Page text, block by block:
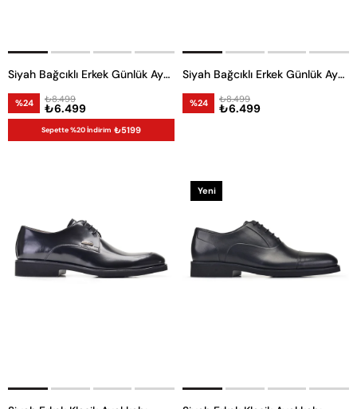
Siyah Bağcıklı Erkek Günlük Ayakkabı
%24 ₺6.499
₺8.499
Sepette %20 İndirim ₺5199
Siyah Bağcıklı Erkek Günlük Ayakkabı
%24 ₺6.499
₺8.499
Yeni